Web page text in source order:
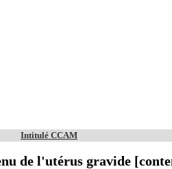
Intitulé CCAM
de l'utérus gravide